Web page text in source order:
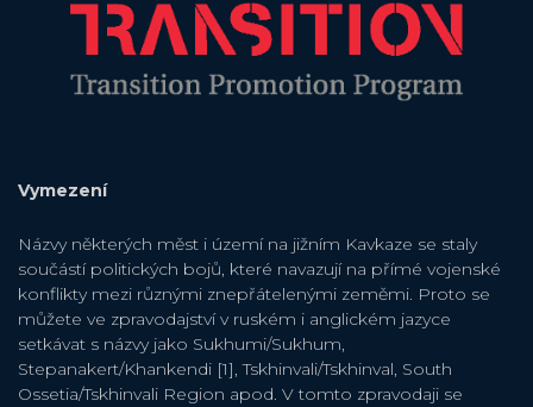
Vymezení
Názvy některých měst i území na jižním Kavkaze se staly
součástí politických bojů, které navazují na přímé vojenské
konflikty mezi různými znepřátelenými zeměmi. Proto se
můžete ve zpravodajství v ruském i anglickém jazyce
setkávat s názvy jako Sukhumi/Sukhum,
Stepanakert/Khankendi [1], Tskhinvali/Tskhinval, South
Ossetia/Tskhinvali Region apod. V tomto zpravodaji se